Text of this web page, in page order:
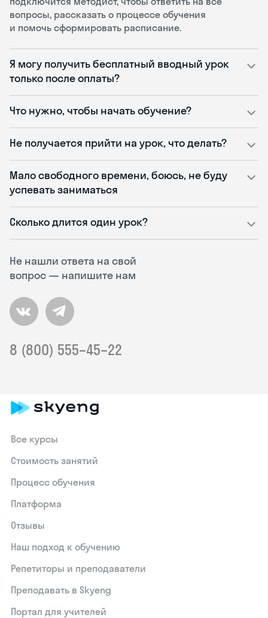
Не нашли ответа на свой
вопрос — напишите нам
8 (800) 555–45–22
вопросы, рассказать о процессе обучения
и помочь сформировать расписание.
Я могу получить бесплатный вводный урок
только после оплаты?
Что нужно, чтобы начать обучение?
Не получается прийти на урок, что делать?
Мало свободного времени, боюсь, не буду
успевать заниматься
Сколько длится один урок?
Все курсы
Стоимость занятий
Процесс обучения
Платформа
Отзывы
Наш подход к обучению
Репетиторы и преподаватели
Преподавать в Skyeng
Портал для учителей